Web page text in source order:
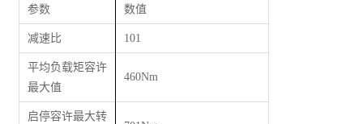
参数 数值
减速比 101
平均负载矩容许
最大值
460Nm
启停容许最大转